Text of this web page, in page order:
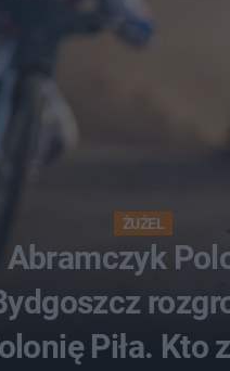
ŻUŻEL
Abramczyk
Piła. Kto